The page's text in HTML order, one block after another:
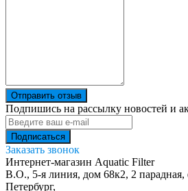
Отправить отзыв
Подпишись на рассылку новостей и
Заказать звонок
Интернет-магазин Aquatic Filter
В.О., 5-я линия, дом 68к2, 2 парадная,
Петербург,